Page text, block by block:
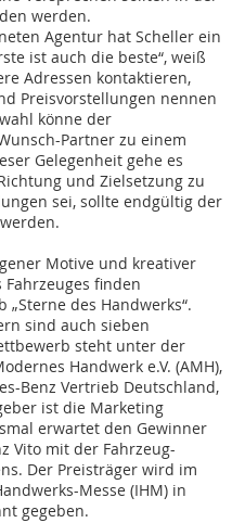
werden.
Agentur hat Scheller ein
ist auch die beste“, weiß
Adressen kontaktieren,
Preisvorstellungen nennen
könne der
Partner zu einem
Gelegenheit gehe es
und Zielsetzung zu
sei, sollte endgültig der
Motive und kreativer
finden
des Handwerks“.
sind auch sieben
steht unter der
Handwerk e.V. (AMH),
Benz Vertrieb Deutschland,
ist die Marketing
erwartet den Gewinner
Vito mit der Fahrzeug-
Der Preisträger wird im
Messe (IHM) in
gegeben.